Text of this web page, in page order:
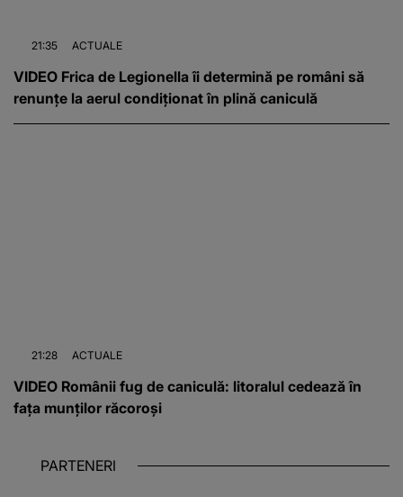
21:35 ACTUALE
VIDEO Frica de Legionella îi determină pe români să
renunțe la aerul condiționat în plină caniculă
21:28 ACTUALE
VIDEO Românii fug de caniculă: litoralul cedează în
fața munților răcoroși
PARTENERI